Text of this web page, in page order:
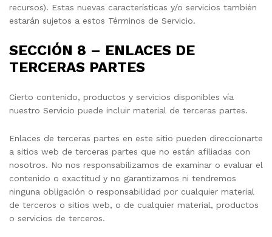
recursos). Estas nuevas características y/o servicios también
estarán sujetos a estos Términos de Servicio.
SECCIÓN 8 – ENLACES DE
TERCERAS PARTES
Cierto contenido, productos y servicios disponibles vía
nuestro Servicio puede incluir material de terceras partes.
Enlaces de terceras partes en este sitio pueden direccionarte
a sitios web de terceras partes que no están afiliadas con
nosotros. No nos responsabilizamos de examinar o evaluar el
contenido o exactitud y no garantizamos ni tendremos
ninguna obligación o responsabilidad por cualquier material
de terceros o sitios web, o de cualquier material, productos
o servicios de terceros.